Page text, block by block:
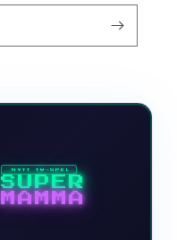
NYTT TV-SPEL
SUPER
MAMMA